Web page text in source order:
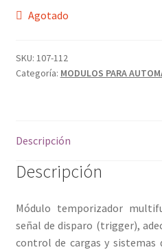
Agotado
SKU: 107-112
Categoría: MODULOS PARA
Descripción
Descripción
Módulo temporizador
señal de disparo (trigger),
control de cargas y